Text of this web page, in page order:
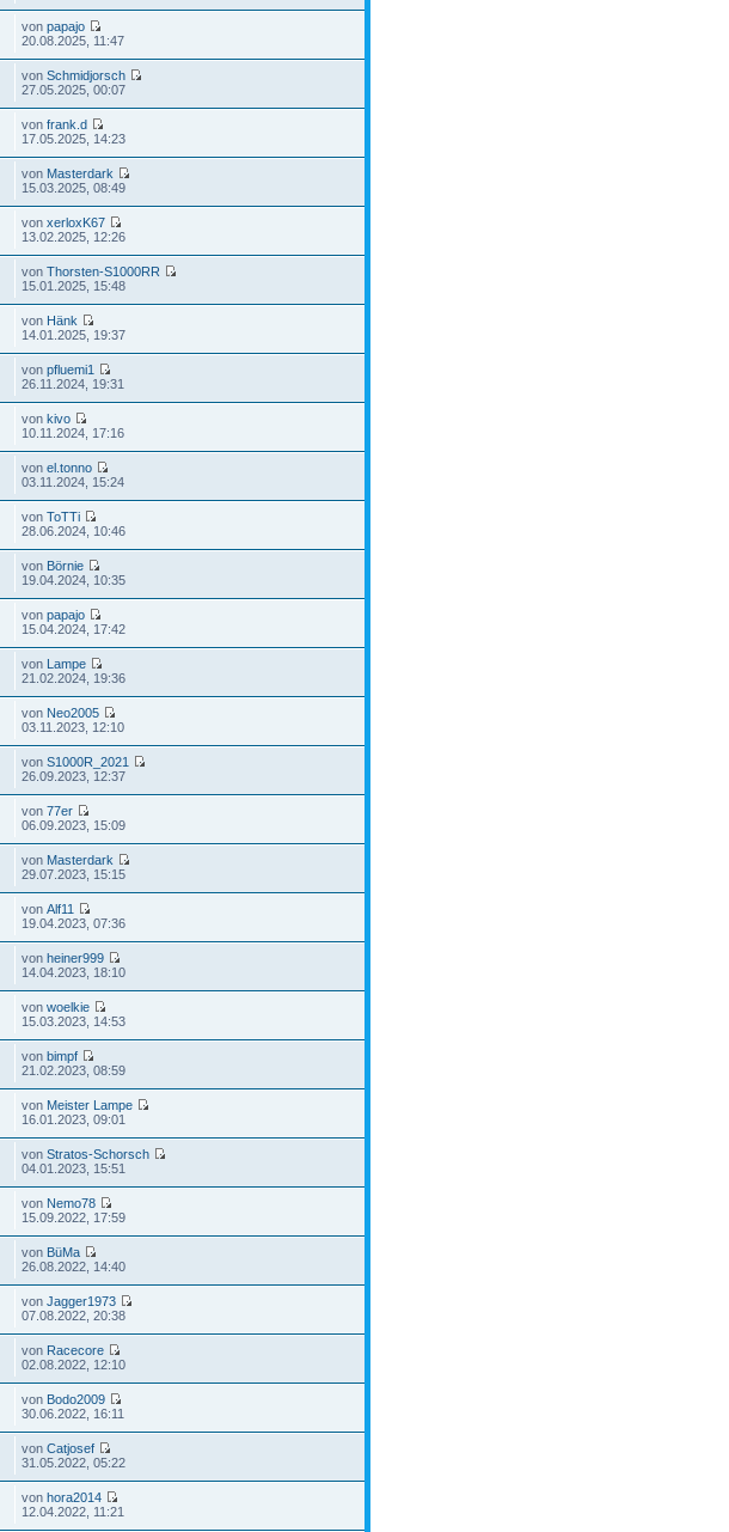
vonpapajo
20.08.2025, 11:47
vonSchmidjorsch
27.05.2025, 00:07
vonfrank.d
17.05.2025, 14:23
von Masterdark
15.03.2025, 08:49
vonxerloxK67
13.02.2025, 12:26
vonThorsten-S1000RR
15.01.2025, 15:48
von Hänk
14.01.2025, 19:37
vonpfluemi1
26.11.2024, 19:31
vonkivo
10.11.2024, 17:16
vonel.tonno
03.11.2024, 15:24
vonToTTi
28.06.2024, 10:46
von Börnie
19.04.2024, 10:35
vonpapajo
15.04.2024, 17:42
von Lampe
21.02.2024, 19:36
von Neo2005
03.11.2023, 12:10
vonS1000R_2021
26.09.2023, 12:37
von77er
06.09.2023, 15:09
von Masterdark
29.07.2023, 15:15
vonAlf11
19.04.2023, 07:36
vonheiner999
14.04.2023, 18:10
vonwoelkie
15.03.2023, 14:53
vonbimpf
21.02.2023, 08:59
von Meister Lampe
16.01.2023, 09:01
vonStratos-Schorsch
04.01.2023, 15:51
von Nemo78
15.09.2022, 17:59
von BüMa
26.08.2022, 14:40
vonJagger1973
07.08.2022, 20:38
von Racecore
02.08.2022, 12:10
von Bodo2009
30.06.2022, 16:11
vonCatjosef
31.05.2022, 05:22
vonhora2014
12.04.2022, 11:21